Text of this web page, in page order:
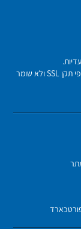
הזמנה באתר ללא חיוב, התשלום במלון. הוטלס מאובטח לפי תקן SSL ולא שומר